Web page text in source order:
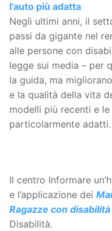
l’auto più adatta
Negli ultimi anni, il
passi da gigante nel
alle persone con
legge sui media – per
la guida, ma
e la qualità della vita
modelli più recenti e
particolarmente adatti.
Il centro Informare
e l’applicazione dei
Ragazze con disabilità
Disabilità.